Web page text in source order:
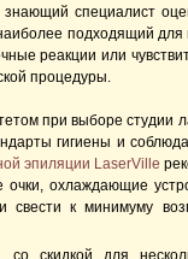
знающий специалист
подходящий для
реакции или
процедуры.
при выборе студии
гигиены и
эпиляции LaserVille
очки, охлаждающие
свести к минимуму
со скидкой для